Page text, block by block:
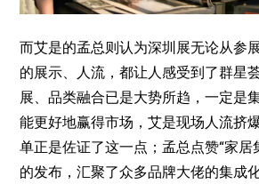
而艾是的孟总则认为深圳展无论从参
的展示、人流，都让人感受到了群星
展、品类融合已是大势所趋，一定是
能更好地赢得市场，艾是现场人流挤
单正是佐证了这一点；孟总点赞“家居
的发布，汇聚了众多品牌大佬的集成